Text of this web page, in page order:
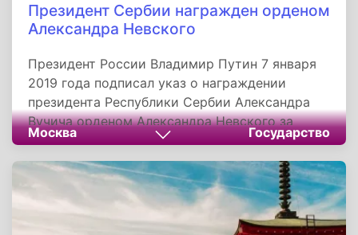
Президент Сербии награжден орденом
Александра Невского
Президент России Владимир Путин 7 января
2019 года подписал указ о награждении
президента Республики Сербии Александра
Вучича орденом Александра Невского за
большой вклад в развитие многостороннего
сотрудничества с Российской Федерацией.
Москва Государство